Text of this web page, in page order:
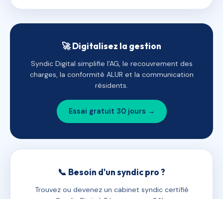
🚀 Digitalisez la gestion
Syndic Digital simplifie l'AG, le recouvrement des
charges, la conformité ALUR et la communication
résidents.
Essai gratuit 30 jours →
📞 Besoin d'un syndic pro ?
Trouvez ou devenez un cabinet syndic certifié